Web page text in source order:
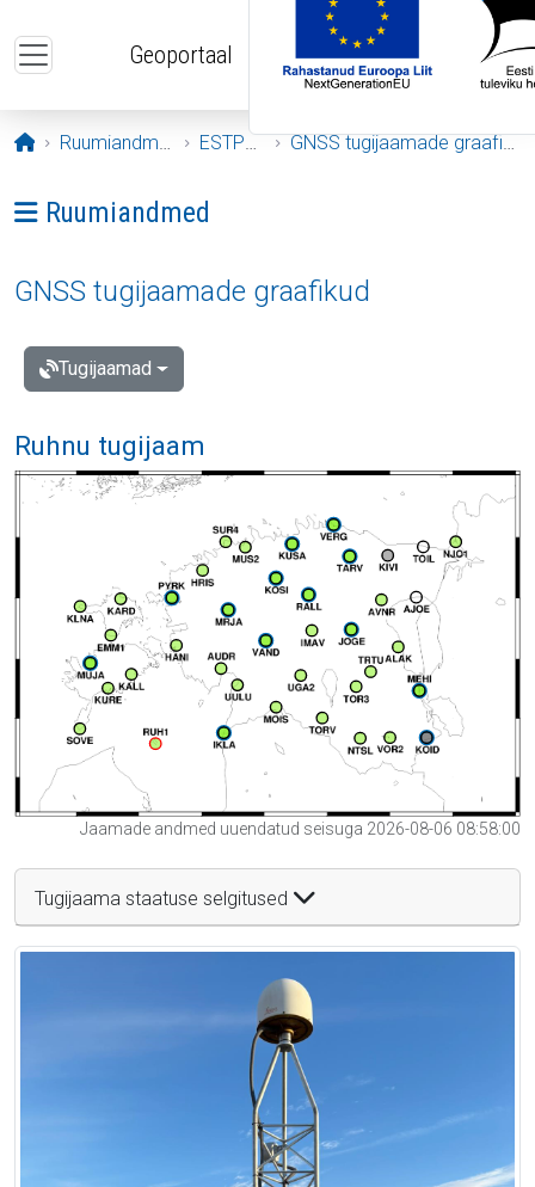
Geoportaal
Avaleht
Ruumiandmed ESTPOS GNSS tugijaamade graafikud
Ava menüü: Ruumiandmed
Ruumiandmed
GNSS tugijaamade graafikud
Tugijaamad
Ruhnu tugijaam
Jaamade andmed uuendatud seisuga 2026-08-06 08:58:00
Tugijaama staatuse selgitused